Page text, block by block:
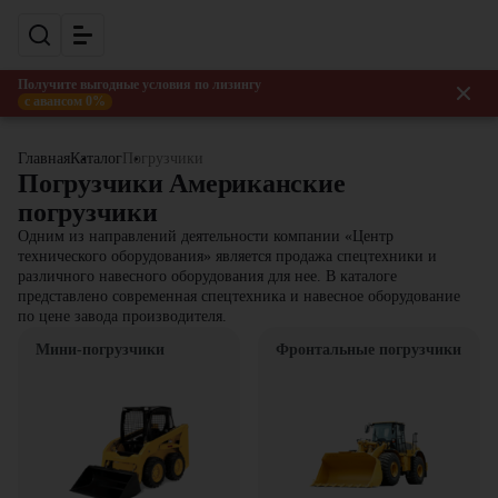
Получите выгодные условия по лизингу
с авансом 0%
Главная Каталог Погрузчики
Погрузчики Американские
погрузчики
Одним из направлений деятельности компании «Центр
технического оборудования» является продажа спецтехники и
различного навесного оборудования для нее. В каталоге
представлено современная спецтехника и навесное оборудование
по цене завода производителя.
Мини-погрузчики
Фронтальные погрузчики